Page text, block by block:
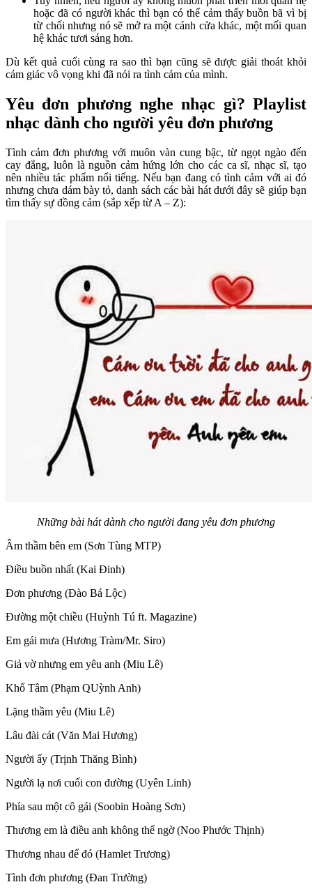
hoặc đã có người khác thì bạn có thể cảm thấy buồn bã vì bị
từ chối nhưng nó sẽ mở ra một cánh cửa khác, một mối quan
hệ khác tươi sáng hơn.
Dù kết quả cuối cùng ra sao thì bạn cũng sẽ được giải thoát khỏi
cảm giác vô vọng khi đã nói ra tình cảm của mình.
Yêu đơn phương nghe nhạc gì? Playlist
nhạc dành cho người yêu đơn phương
Tình cảm đơn phương với muôn vàn cung bậc, từ ngọt ngào đến
cay đắng, luôn là nguồn cảm hứng lớn cho các ca sĩ, nhạc sĩ, tạo
nên nhiều tác phẩm nổi tiếng. Nếu bạn đang có tình cảm với ai đó
nhưng chưa dám bày tỏ, danh sách các bài hát dưới đây sẽ giúp bạn
tìm thấy sự đồng cảm (sắp xếp từ A – Z):
Những bài hát dành cho người đang yêu đơn phương
Âm thầm bên em (Sơn Tùng MTP)
Điều buồn nhất (Kai Đinh)
Đơn phương (Đào Bá Lộc)
Đường một chiều (Huỳnh Tú ft. Magazine)
Em gái mưa (Hương Tràm/Mr. Siro)
Giả vờ nhưng em yêu anh (Miu Lê)
Khổ Tâm (Phạm QUỳnh Anh)
Lặng thầm yêu (Miu Lê)
Lâu đài cát (Văn Mai Hương)
Người ấy (Trịnh Thăng Bình)
Người lạ nơi cuối con đường (Uyên Linh)
Phía sau một cô gái (Soobin Hoàng Sơn)
Thương em là điều anh không thể ngờ (Noo Phước Thịnh)
Thương nhau để đó (Hamlet Trương)
Tình đơn phương (Đan Trường)